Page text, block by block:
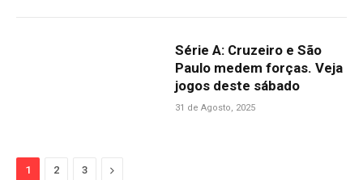
Série A: Cruzeiro e São
Paulo medem forças. Veja
jogos deste sábado
31 de Agosto, 2025
1 2 3 Next